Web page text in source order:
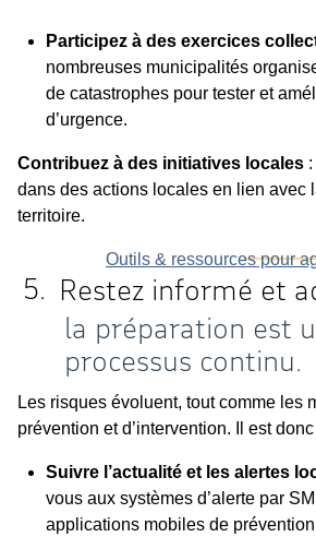
Participez à des exercices
nombreuses municipalités
de catastrophes pour tester et
d’urgence.
Contribuez à des initiatives locales
dans des actions locales en lien avec
territoire.
Outils & ressources pour
Restez informé et
la préparation est
processus continu.
Les risques évoluent, tout comme les
prévention et d’intervention. Il est
Suivre l’actualité et les alertes
vous aux systèmes d’alerte par
applications mobiles de